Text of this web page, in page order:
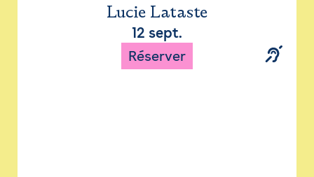
Lucie Lataste
12 sept.
Réserver